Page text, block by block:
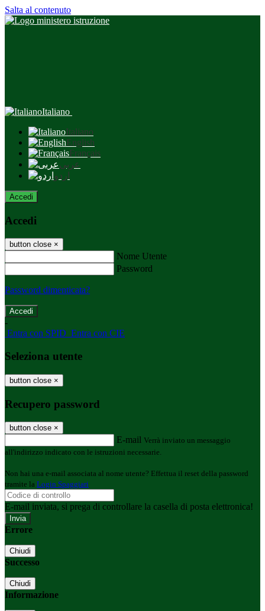
Salta al contenuto
Italiano
Italiano
English
Français
عربى
اردو
Accedi
Accedi
button close ×
Nome Utente
Password
Password dimenticata?
-
Entra con SPID Entra con CIE
Seleziona utente
button close ×
Recupero password
button close ×
E-mail Verrà inviato un messaggio
all'indirizzo indicato con le istruzioni necessarie.
Non hai una e-mail associata al nome utente? Effettua il reset della password
tramite la Login Spaggiari
E-mail inviata, si prega di controllare la casella di posta elettronica!
Errore
Chiudi
Successo
Chiudi
Informazione